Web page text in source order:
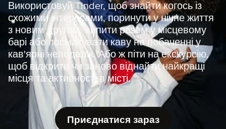
i
n
d
e
r
Використовуй Tinder, щоб знайти когось із
схожими інтересами, поринути у нічне життя
з новим другом, випити разом у місцевому
барі або посмакувати каву на побаченні у
кав'ярні неподалік. Або ж піти на екскурсію,
щоб відкрити чи заново віднайти найкращі
місця та активності в місті.
Приєднатися зараз